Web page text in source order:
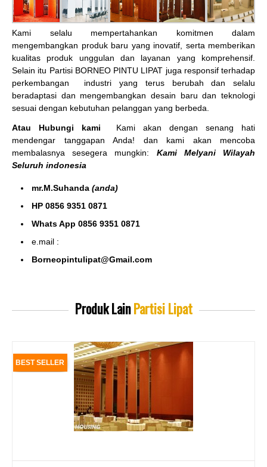
Kami selalu mempertahankan komitmen dalam
mengembangkan produk baru yang inovatif, serta memberikan
kualitas produk unggulan dan layanan yang komprehensif.
Selain itu Partisi BORNEO PINTU LIPAT juga responsif terhadap
perkembangan industri yang terus berubah dan selalu
beradaptasi dan mengembangkan desain baru dan teknologi
sesuai dengan kebutuhan pelanggan yang berbeda.
Atau Hubungi kami
Kami akan dengan senang hati
mendengar tanggapan Anda! dan kami akan mencoba
membalasnya sesegera mungkin: Kami Melyani Wilayah
Seluruh indonesia
mr.M.Suhanda (anda)
HP 0856 9351 0871
Whats App 0856 9351 0871
e.mail :
Borneopintulipat@Gmail.com
Produk LainPartisi Lipat
BEST SELLER